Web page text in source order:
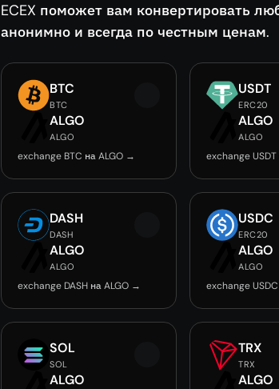
ECEX поможет вам конвертировать
анонимно и всегда по честным ценам.
BTC
BTC
ALGO
ALGO
exchange BTC на ALGO →
USDT
ERC20
ALGO
ALGO
exchange
DASH
DASH
ALGO
ALGO
exchange DASH на ALGO →
USDC
ERC20
ALGO
ALGO
exchange
SOL
SOL
ALGO
TRX
TRX
ALGO